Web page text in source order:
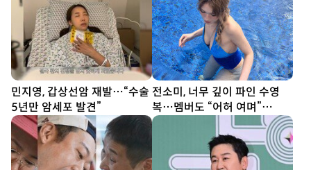
민지영, 갑상선암 재발…“수술
5년만 암세포 발견”
전소미, 너무 깊이 파인 수영
복…멤버도 “어허 여며”
[DA★]